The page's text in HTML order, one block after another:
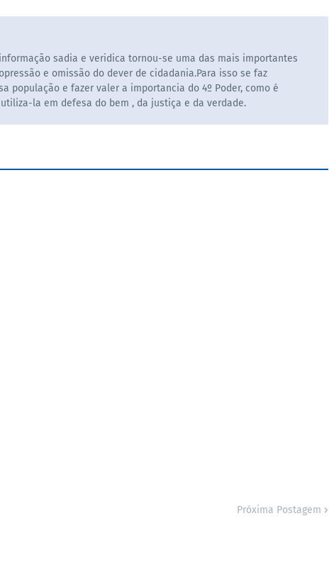
sadia e veridica tornou-se uma das mais importantes
e omissão do dever de cidadania.Para isso se faz
população e fazer valer a importancia do 4º Poder, como é
la em defesa do bem , da justiça e da verdade.
Próxima Postagem